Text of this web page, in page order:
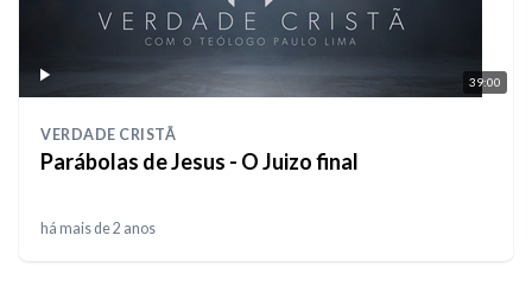
39:00
VERDADE CRISTÃ
Parábolas de Jesus - O Juizo final
há mais de 2 anos